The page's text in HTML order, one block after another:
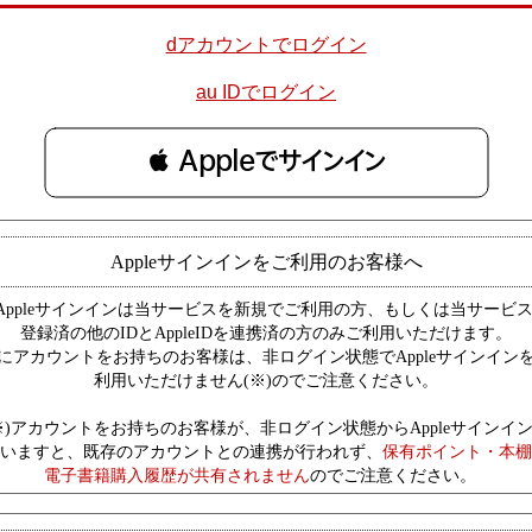
dアカウントでログイン
au IDでログイン
 Appleでサインイン
Appleサインインをご利用のお客様へ
サインインは当サービスを新規でご利用の方、もしくは当サービ
登録済の他のIDとAppleIDを連携済の方のみご利用いただけます。
アカウントをお持ちのお客様は、非ログイン状態でAppleサインイン
利用いただけません(※)のでご注意ください。
カウントをお持ちのお客様が、非ログイン状態からAppleサインイ
ますと、既存のアカウントとの連携が行われず、 保有ポイント・本棚
電子書籍購入履歴が共有されませんのでご注意ください。